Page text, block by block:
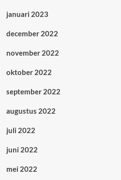
januari 2023
december 2022
november 2022
oktober 2022
september 2022
augustus 2022
juli 2022
juni 2022
mei 2022